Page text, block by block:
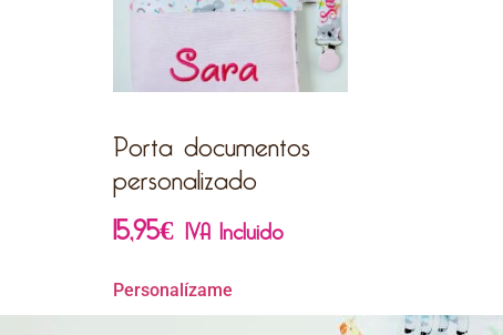
Porta documentos
personalizado
15,95€ IVA Incluido
Personalízame